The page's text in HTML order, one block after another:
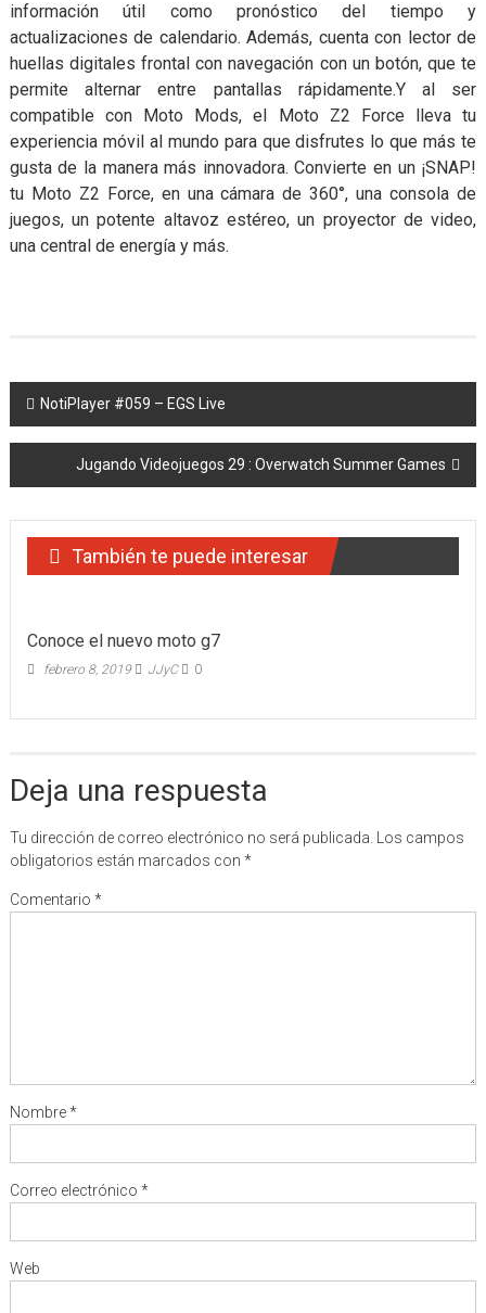
información útil como pronóstico del tiempo y
actualizaciones de calendario. Además, cuenta con lector de
huellas digitales frontal con navegación con un botón, que te
permite alternar entre pantallas rápidamente.Y al ser
compatible con Moto Mods, el Moto Z2 Force lleva tu
experiencia móvil al mundo para que disfrutes lo que más te
gusta de la manera más innovadora. Convierte en un ¡SNAP!
tu Moto Z2 Force, en una cámara de 360°, una consola de
juegos, un potente altavoz estéreo, un proyector de video,
una central de energía y más.
Navegación
de
entradas
NotiPlayer #059 – EGS Live
Jugando Videojuegos 29 : Overwatch Summer Games
También te puede interesar
Conoce el nuevo moto g7
febrero 8, 2019 JJyC 0
Deja una respuesta
Tu dirección de correo electrónico no será publicada. Los campos
obligatorios están marcados con *
Comentario *
Nombre*
Correo electrónico *
Web